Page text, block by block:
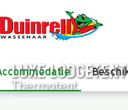
Luxe
Thermotent